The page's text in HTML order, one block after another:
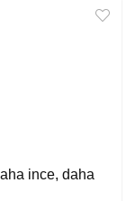
ince, daha